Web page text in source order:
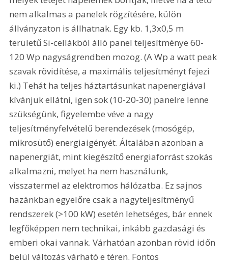
nem alkalmas a panelek rögzítésére, külön
állványzaton is állhatnak. Egy kb. 1,3x0,5 m
területű Si-cellákból álló panel teljesítménye 60-
120 Wp nagyságrendben mozog. (A Wp a watt peak
szavak rövidítése, a maximális teljesítményt fejezi
ki.) Tehát ha teljes háztartásunkat napenergiával
kívánjuk ellátni, igen sok (10-20-30) panelre lenne
szükségünk, figyelembe véve a nagy
teljesítményfelvételű berendezések (mosógép,
mikrosütő) energiaigényét. Általában azonban a
napenergiát, mint kiegészítő energiaforrást szokás
alkalmazni, melyet ha nem használunk,
visszatermel az elektromos hálózatba. Ez sajnos
hazánkban egyelőre csak a nagyteljesítményű
rendszerek (>100 kW) esetén lehetséges, bár ennek
legfőképpen nem technikai, inkább gazdasági és
emberi okai vannak. Várhatóan azonban rövid időn
belül változás várható e téren. Fontos